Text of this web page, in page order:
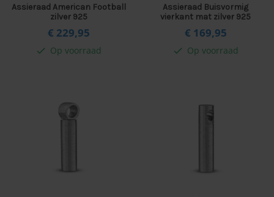
Assieraad American Football
zilver 925
€ 229,95
check Op voorraad
Assieraad Buisvormig
vierkant mat zilver 925
€ 169,95
check Op voorraad